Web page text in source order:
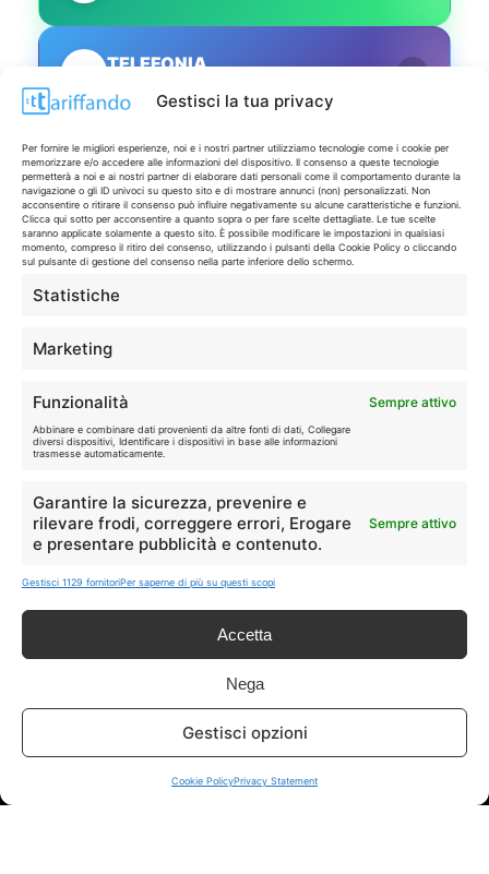
Gestisci la tua privacy
Per fornire le migliori esperienze, noi e i nostri partner utilizziamo tecnologie come i cookie per
memorizzare e/o accedere alle informazioni del dispositivo. Il consenso a queste tecnologie
permetterà a noi e ai nostri partner di elaborare dati personali come il comportamento durante la
navigazione o gli ID univoci su questo sito e di mostrare annunci (non) personalizzati. Non
acconsentire o ritirare il consenso può influire negativamente su alcune caratteristiche e funzioni.
Clicca qui sotto per acconsentire a quanto sopra o per fare scelte dettagliate. Le tue scelte
saranno applicate solamente a questo sito. È possibile modificare le impostazioni in qualsiasi
momento, compreso il ritiro del consenso, utilizzando i pulsanti della Cookie Policy o cliccando
sul pulsante di gestione del consenso nella parte inferiore dello schermo.
Statistiche
Marketing
Funzionalità Sempre attivo
Abbinare e combinare dati provenienti da altre fonti di dati, Collegare
diversi dispositivi, Identificare i dispositivi in base alle informazioni
trasmesse automaticamente.
Garantire la sicurezza, prevenire e
rilevare frodi, correggere errori, Erogare
e presentare pubblicità e contenuto.
Sempre attivo
Gestisci 1129 fornitoriPer saperne di più su questi scopi
Accetta
Nega
Gestisci opzioni
Cookie PolicyPrivacy Statement
TELEFONIA
🔥 GRANDI OFFERTE
Le migliori occasioni oggi.
ISCRIVITI A TUTTO
Un click per tutti i canali! ➔
🛒
🏠
Casa
💎
Disclaimer
I marchi citati appartengono ai rispettivi proprietari. Le offerte
segnalate possono subire variazioni: verifica sempre le condizioni